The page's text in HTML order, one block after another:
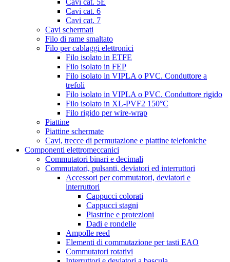
Cavi cat. 5E
Cavi cat. 6
Cavi cat. 7
Cavi schermati
Filo di rame smaltato
Filo per cablaggi elettronici
Filo isolato in ETFE
Filo isolato in FEP
Filo isolato in VIPLA o PVC. Conduttore a
trefoli
Filo isolato in VIPLA o PVC. Conduttore rigido
Filo isolato in XL-PVF2 150°C
Filo rigido per wire-wrap
Piattine
Piattine schermate
Cavi, trecce di permutazione e piattine telefoniche
Componenti elettromeccanici
Commutatori binari e decimali
Commutatori, pulsanti, deviatori ed interruttori
Accessori per commutatori, deviatori e
interruttori
Cappucci colorati
Cappucci stagni
Piastrine e protezioni
Dadi e rondelle
Ampolle reed
Elementi di commutazione per tasti EAO
Commutatori rotativi